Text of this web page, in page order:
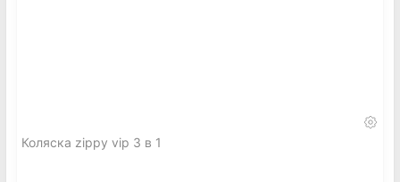
Коляска zippy vip 3 в 1